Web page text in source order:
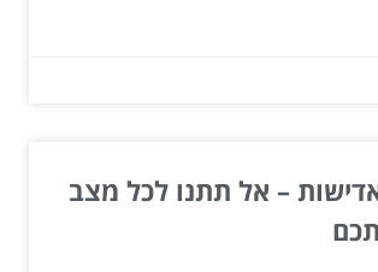
– אל תתנו לכל מצב